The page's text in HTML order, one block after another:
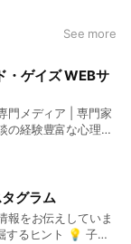
See more
ゲイズ WEBサ
門メディア | 専門家
の経験豊富な心理士
グラム
報をお伝えしていま
るヒント 💡 子ど